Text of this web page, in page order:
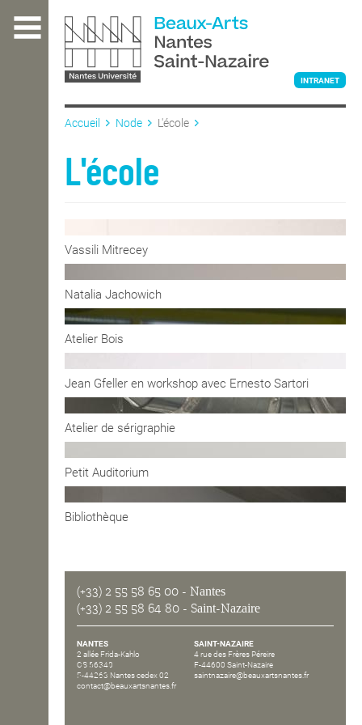
contenu
L'ÉCOLE
ENSEIGNEMENT
INTERNATIONAL
COURS PUBLICS
OPEN SCHOOL
CONTACTS
INTRANET
Accueil Node L'école
L'école
Vassili Mitrecey
Natalia Jachowich
Atelier Bois
Jean Gfeller en workshop avec Ernesto Sartori
Atelier de sérigraphie
Petit Auditorium
Bibliothèque
(+33) 2 55 58 65 00 - Nantes
(+33) 2 55 58 64 80 - Saint-Nazaire
NANTES
2 allée Frida-Kahlo
CS 56340
F-44263 Nantes cedex 02
contact@beauxartsnantes.fr
SAINT-NAZAIRE
4 rue des Frères Péreire
F-44600 Saint-Nazaire
saintnazaire@beauxartsnantes.fr